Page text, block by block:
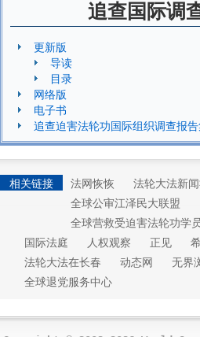
追查国际调
更新版
导读
目录
网络版
电子书
追查迫害法轮功国际组织调查报
相关链接 法网恢恢 法轮大法新
全球公审江泽民大联盟
全球营救受迫害法轮功学
国际法庭
人权观察 正见
法轮大法在长春
动态网 无界
全球退党服务中心